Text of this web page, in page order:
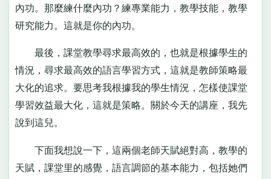
內功。那麼練什麼內功？練專業能力，教學技能，教學
研究能力。這就是你的內功。
最後，課堂教學尋求最高效的，也就是根據學生的
情況，尋求最高效的語言學習方式，這就是教師策略最
大化的追求。要思考我根據我的學生情況，怎樣使課堂
學習效益最大化，這就是策略。關於今天的講座，我先
說到這兒。
下面我想說一下，這兩個老師天賦絕對高，教學的
天賦，課堂里的感覺，語言調節的基本能力，包括她們